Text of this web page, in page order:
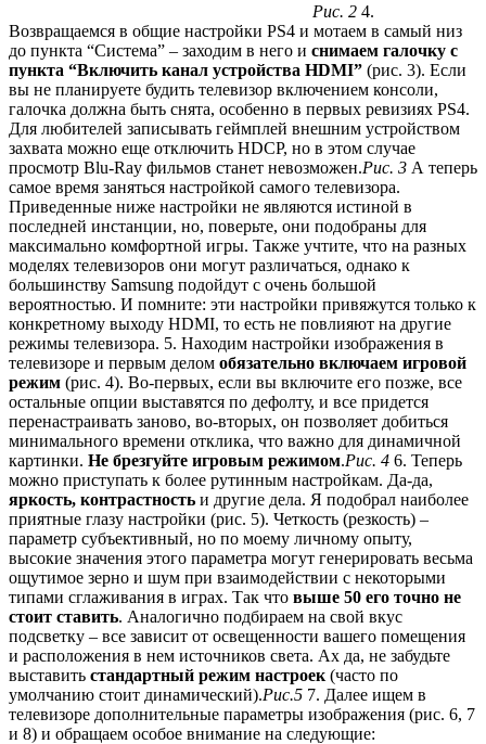
Рис. 2 4.
Возвращаемся в общие настройки PS4 и мотаем в самый низ
до пункта “Система” – заходим в него и снимаем галочку с
пункта “Включить канал устройства HDMI” (рис. 3). Если
вы не планируете будить телевизор включением консоли,
галочка должна быть снята, особенно в первых ревизиях PS4.
Для любителей записывать геймплей внешним устройством
захвата можно еще отключить HDCP, но в этом случае
просмотр Blu-Ray фильмов станет невозможен.Рис. 3 А теперь
самое время заняться настройкой самого телевизора.
Приведенные ниже настройки не являются истиной в
последней инстанции, но, поверьте, они подобраны для
максимально комфортной игры. Также учтите, что на разных
моделях телевизоров они могут различаться, однако к
большинству Samsung подойдут с очень большой
вероятностью. И помните: эти настройки привяжутся только к
конкретному выходу HDMI, то есть не повлияют на другие
режимы телевизора. 5. Находим настройки изображения в
телевизоре и первым делом обязательно включаем игровой
режим (рис. 4). Во-первых, если вы включите его позже, все
остальные опции выставятся по дефолту, и все придется
перенастраивать заново, во-вторых, он позволяет добиться
минимального времени отклика, что важно для динамичной
картинки. Не брезгуйте игровым режимом.Рис. 4 6. Теперь
можно приступать к более рутинным настройкам. Да-да,
яркость, контрастность и другие дела. Я подобрал наиболее
приятные глазу настройки (рис. 5). Четкость (резкость) –
параметр субъективный, но по моему личному опыту,
высокие значения этого параметра могут генерировать весьма
ощутимое зерно и шум при взаимодействии с некоторыми
типами сглаживания в играх. Так что выше 50 его точно не
стоит ставить. Аналогично подбираем на свой вкус
подсветку – все зависит от освещенности вашего помещения
и расположения в нем источников света. Ах да, не забудьте
выставить стандартный режим настроек (часто по
умолчанию стоит динамический).Рис.5 7. Далее ищем в
телевизоре дополнительные параметры изображения (рис. 6, 7
и 8) и обращаем особое внимание на следующие: